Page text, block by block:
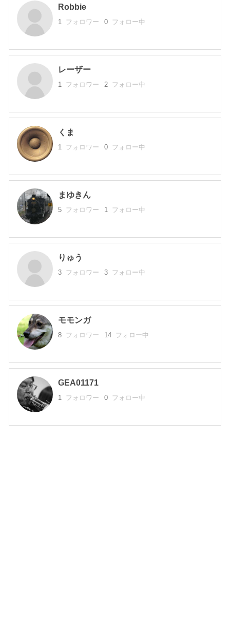
Robbie
1 フォロワー 0 フォロー中
レーザー
1 フォロワー 2 フォロー中
くま
1 フォロワー 0 フォロー中
まゆきん
5 フォロワー 1 フォロー中
りゅう
3 フォロワー 3 フォロー中
モモンガ
8 フォロワー 14 フォロー中
GEA01171
1 フォロワー 0 フォロー中